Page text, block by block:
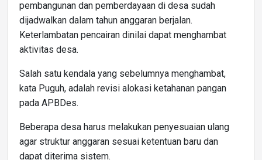
pembangunan dan pemberdayaan di desa sudah
dijadwalkan dalam tahun anggaran berjalan.
Keterlambatan pencairan dinilai dapat menghambat
aktivitas desa.
Salah satu kendala yang sebelumnya menghambat,
kata Puguh, adalah revisi alokasi ketahanan pangan
pada APBDes.
Beberapa desa harus melakukan penyesuaian ulang
agar struktur anggaran sesuai ketentuan baru dan
dapat diterima sistem.